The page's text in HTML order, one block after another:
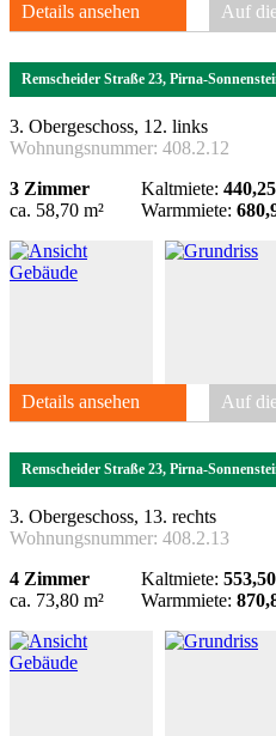
Details ansehen Auf
Remscheider Straße 23, Pirna-
3. Obergeschoss, 12. links
Wohnungsnummer: 408.2.12
3 Zimmer
ca. 58,70 m²
Kaltmiete:
Warmmiete:
Details ansehen Auf
Remscheider Straße 23, Pirna-
3. Obergeschoss, 13. rechts
Wohnungsnummer: 408.2.13
4 Zimmer
ca. 73,80 m²
Kaltmiete:
Warmmiete: